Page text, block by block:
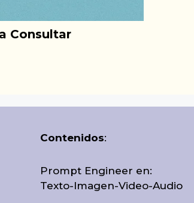
Consultar
Contenidos:
Prompt Engineer en:
Texto-Imagen-Video-Audio